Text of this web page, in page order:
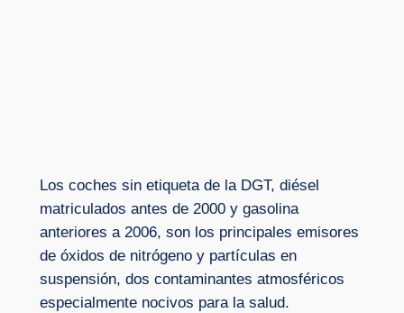
Los coches sin etiqueta de la DGT, diésel
matriculados antes de 2000 y gasolina
anteriores a 2006, son los principales emisores
de óxidos de nitrógeno y partículas en
suspensión, dos contaminantes atmosféricos
especialmente nocivos para la salud.